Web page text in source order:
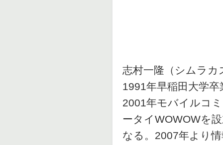
志村一隆（シムラ
1991年早稲田大学
2001年モバイルコ
ータイWOWOWを
なる。2007年より